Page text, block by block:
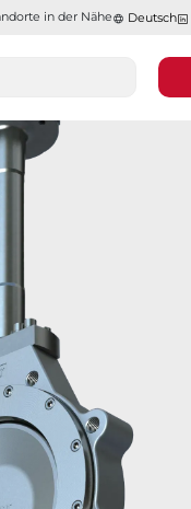
in der Nähe​​​​​​​ Deutsch